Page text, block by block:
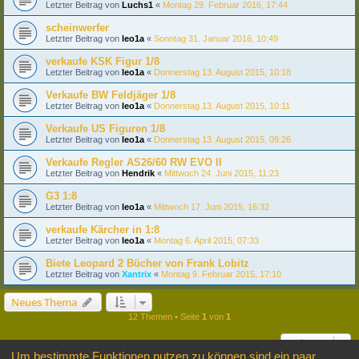
Letzter Beitrag von Luchs1 « Montag 29. Februar 2016, 17:44
scheinwerfer
Letzter Beitrag von leo1a « Sonntag 31. Januar 2016, 10:49
verkaufe KSK Figur 1/8
Letzter Beitrag von leo1a « Donnerstag 13. August 2015, 10:18
Verkaufe BW Feldjäger 1/8
Letzter Beitrag von leo1a « Donnerstag 13. August 2015, 10:11
Verkaufe US Figuren 1/8
Letzter Beitrag von leo1a « Donnerstag 13. August 2015, 09:26
Verkaufe Regler AS26/60 RW EVO II
Letzter Beitrag von Hendrik « Mittwoch 24. Juni 2015, 11:23
G3 1:8
Letzter Beitrag von leo1a « Mittwoch 17. Juni 2015, 16:32
verkaufe Kärcher in 1:8
Letzter Beitrag von leo1a « Montag 6. April 2015, 07:33
Biete Leopard 2 Bücher von Frank Lobitz
Letzter Beitrag von Xantrix « Montag 9. Februar 2015, 17:10
Neues Thema
12 Themen • Seite 1 von 1
Gehe zu